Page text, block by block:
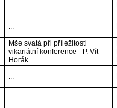
...
...
Mše svatá při příležitosti
vikariátní konference - P. Vít
Horák
...
...